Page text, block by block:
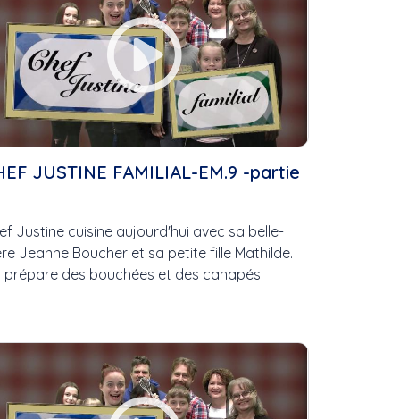
JUSTINE FAMILIAL-EM.9 -partie
Justine cuisine aujourd'hui avec sa belle-
Jeanne Boucher et sa petite fille Mathilde.
prépare des bouchées et des canapés.